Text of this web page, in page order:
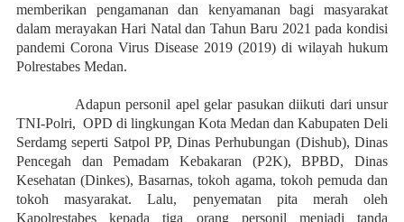
memberikan pengamanan dan kenyamanan bagi masyarakat
dalam merayakan Hari Natal dan Tahun Baru 2021 pada kondisi
pandemi Corona Virus Disease 2019 (2019) di wilayah hukum
Polrestabes Medan.
Adapun personil apel gelar pasukan diikuti dari unsur
TNI-Polri, OPD di lingkungan Kota Medan dan Kabupaten Deli
Serdamg seperti Satpol PP, Dinas Perhubungan (Dishub), Dinas
Pencegah dan Pemadam Kebakaran (P2K), BPBD, Dinas
Kesehatan (Dinkes), Basarnas, tokoh agama, tokoh pemuda dan
tokoh masyarakat. Lalu, penyematan pita merah oleh
Kapolrestabes kepada tiga orang personil menjadi tanda